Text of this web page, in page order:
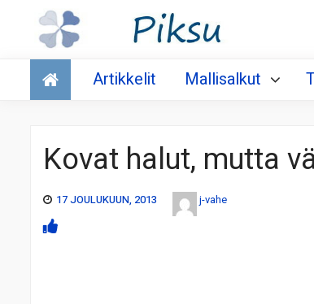
Talous
Artikkelit Mallisalkut
Kovat halut, mutta
17 JOULUKUUN, 2013 j-vahe